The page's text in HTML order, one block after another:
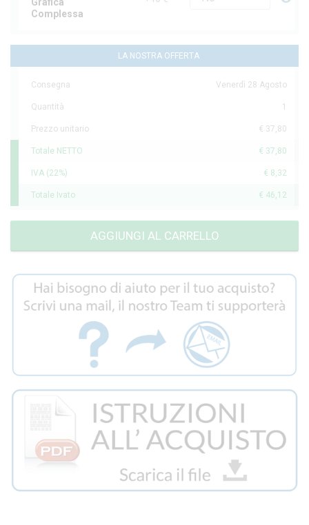
Complessa
LA NOSTRA OFFERTA
Consegna Venerdì 28 Agosto
Quantità 1
Prezzo unitario € 37,80
Totale NETTO € 37,80
IVA (22%) € 8,32
Totale Ivato € 46,12
AGGIUNGI AL CARRELLO